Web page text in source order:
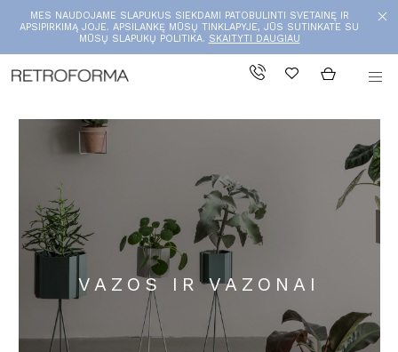
MES NAUDOJAME SLAPUKUS SIEKDAMI PATOBULINTI SVETAINĘ IR
APSIPIRKIMĄ JOJE. APSILANKĘ MŪSŲ TINKLAPYJE, JŪS SUTINKATE SU
MŪSŲ SLAPUKŲ POLITIKA. SKAITYTI DAUGIAU
VAZOS IR VAZONAI